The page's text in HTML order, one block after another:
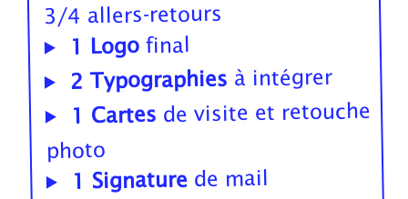
3/4 allers-retours
1 Logofinal
2 Typographies à intégrer
1 Cartes de visite et retouche
photo
1 Signature de mail